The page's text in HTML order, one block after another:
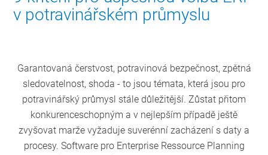
v potravinářském průmyslu
Garantovaná čerstvost, potravinová bezpečnost, zpětná
sledovatelnost, shoda - to jsou témata, která jsou pro
potravinářský průmysl stále důležitější. Zůstat přitom
konkurenceschopným a v nejlepším případě ještě
zvyšovat marže vyžaduje suverénní zacházení s daty a
procesy. Software pro Enterprise Ressource Planning